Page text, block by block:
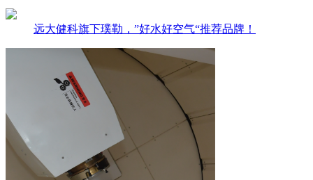
远大健科旗下璞勒，”好水好空气“推荐品牌！